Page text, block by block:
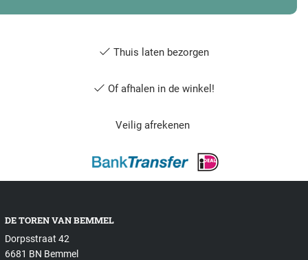
Thuis laten bezorgen
Of afhalen in de winkel!
Veilig afrekenen
DE TOREN VAN BEMMEL
Dorpsstraat 42
6681 BN Bemmel